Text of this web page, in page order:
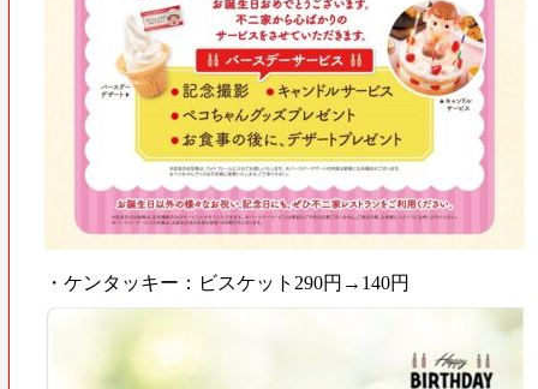
・ケンタッキー：ビスケット290円→140円